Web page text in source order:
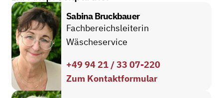
Sabina Bruckbauer
Fachbereichsleiterin
Wäscheservice
+49 94 21 / 33 07-220
Zum Kontaktformular